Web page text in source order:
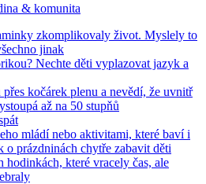
& komunita
zkomplikovaly život. Myslely to
jinak
Nechte děti vyplazovat jazyk a
kočárek plenu a nevědí, že uvnitř
až na 50 stupňů
mládí nebo aktivitami, které baví i
prázdninách chytře zabavit děti
hodinkách, které vracely čas, ale